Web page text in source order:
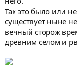
Так это было или
существует ныне
вечный сторож
древним селом и